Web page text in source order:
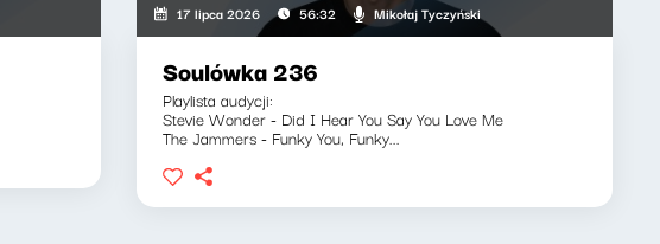
17 lipca 2026 56:32 Mikołaj Tyczyński
Soulówka 236
Playlista audycji:
Stevie Wonder - Did I Hear You Say You Love Me
The Jammers - Funky You, Funky...